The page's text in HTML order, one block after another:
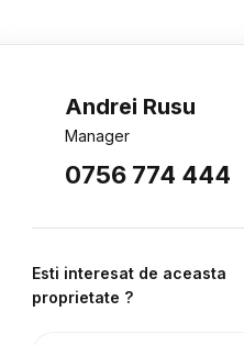
Andrei Rusu
Manager
0756 774 444
Esti interesat de aceasta
proprietate ?